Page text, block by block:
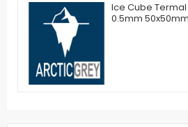
Ice Cube
0.5mm 50x50mm